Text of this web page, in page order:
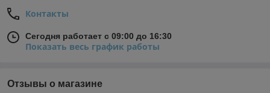
Контакты
Сегодня работает с 09:00 до 16:30
Показать весь график работы
Отзывы о магазине